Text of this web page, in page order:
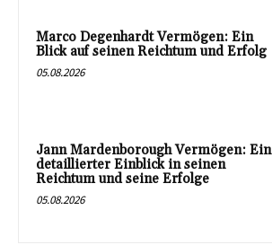
Marco Degenhardt Vermögen: Ein
Blick auf seinen Reichtum und Erfolg
05.08.2026
Jann Mardenborough Vermögen: Ein
detaillierter Einblick in seinen
Reichtum und seine Erfolge
05.08.2026